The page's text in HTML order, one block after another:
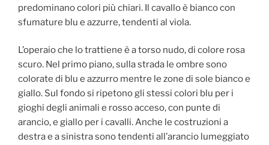
predominano colori più chiari. Il cavallo è bianco con
sfumature blu e azzurre, tendenti al viola.
L’operaio che lo trattiene è a torso nudo, di colore rosa
scuro. Nel primo piano, sulla strada le ombre sono
colorate di blu e azzurro mentre le zone di sole bianco e
giallo. Sul fondo si ripetono gli stessi colori blu per i
gioghi degli animali e rosso acceso, con punte di
arancio, e giallo per i cavalli. Anche le costruzioni a
destra e a sinistra sono tendenti all’arancio lumeggiato